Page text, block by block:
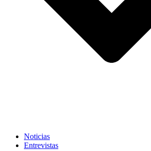
Noticias
Entrevistas